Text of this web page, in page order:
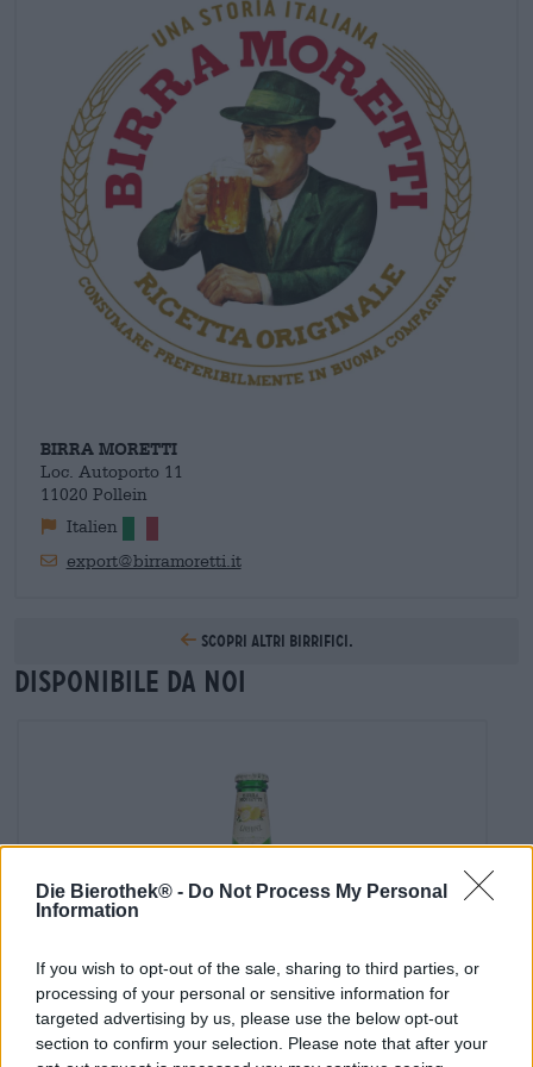
Die Bierothek® - Do Not Process My Personal
Information
If you wish to opt-out of the sale, sharing to third parties, or
processing of your personal or sensitive information for
targeted advertising by us, please use the below opt-out
section to confirm your selection. Please note that after your
BIRRA MORETTI
Loc. Autoporto 11
11020 Pollein
Italien
export@birramoretti.it
Scopri altri birrifici.
Disponibile da noi